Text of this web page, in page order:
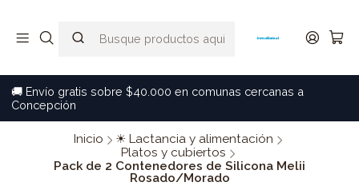
🚚 Envío gratis sobre $40.000 en comunas cercanas a
Concepción
Inicio
☀ Lactancia y alimentación
Platos y cubiertos
Pack de 2 Contenedores de Silicona Melii
Rosado/Morado